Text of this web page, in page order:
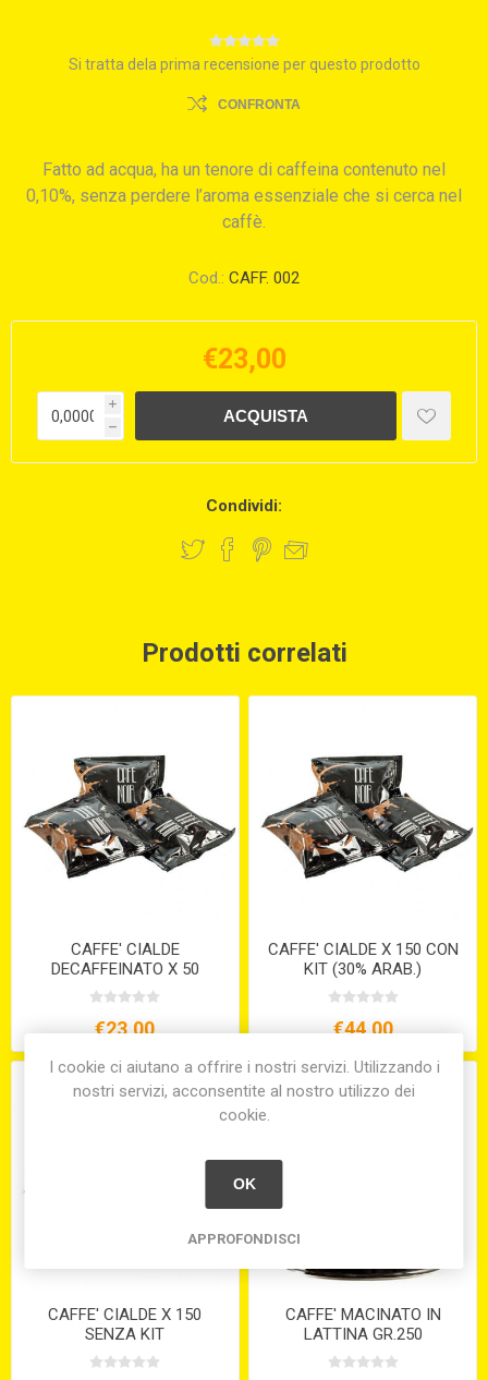
Si tratta dela prima recensione per questo prodotto
CONFRONTA
Fatto ad acqua, ha un tenore di caffeina contenuto nel
0,10%, senza perdere l’aroma essenziale che si cerca nel
caffè.
Cod.: CAFF. 002
€23,00
i
h
Condividi:
Prodotti correlati
CAFFE' CIALDE
DECAFFEINATO X 50
€23,00
CAFFE' CIALDE X 150 CON
KIT (30% ARAB.)
€44,00
CAFFE' CIALDE X 150
SENZA KIT
CAFFE' MACINATO IN
LATTINA GR.250
I cookie ci aiutano a offrire i nostri servizi. Utilizzando i
nostri servizi, acconsentite al nostro utilizzo dei
cookie.
OK
APPROFONDISCI